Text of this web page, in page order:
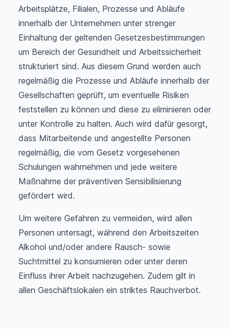
Arbeitsplätze, Filialen, Prozesse und Abläufe
innerhalb der Unternehmen unter strenger
Einhaltung der geltenden Gesetzesbestimmungen
um Bereich der Gesundheit und Arbeitssicherheit
strukturiert sind. Aus diesem Grund werden auch
regelmäßig die Prozesse und Abläufe innerhalb der
Gesellschaften geprüft, um eventuelle Risiken
feststellen zu können und diese zu eliminieren oder
unter Kontrolle zu halten. Auch wird dafür gesorgt,
dass Mitarbeitende und angestellte Personen
regelmäßig, die vom Gesetz vorgesehenen
Schulungen wahrnehmen und jede weitere
Maßnahme der präventiven Sensibilisierung
gefördert wird.
Um weitere Gefahren zu vermeiden, wird allen
Personen untersagt, während den Arbeitszeiten
Alkohol und/oder andere Rausch- sowie
Suchtmittel zu konsumieren oder unter deren
Einfluss ihrer Arbeit nachzugehen. Zudem gilt in
allen Geschäftslokalen ein striktes Rauchverbot.